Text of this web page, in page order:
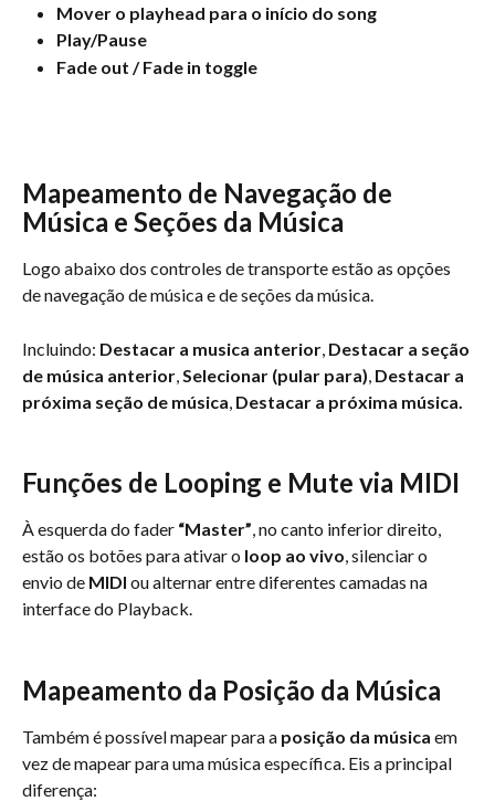
Mover o playhead para o início do song
Play/Pause
Fade out / Fade in toggle
Mapeamento de Navegação de
Música e Seções da Música
Logo abaixo dos controles de transporte estão as opções
de navegação de música e de seções da música.
Incluindo: Destacar a musica anterior Destacar a seção
de música anterior Selecionar (pular para) Destacar a
próxima seção de música Destacar a próxima música.
Funções de Looping e Mute via MIDI
À esquerda do fader “Master”, no canto inferior direito,
estão os botões para ativar o loop ao vivo, silenciar o
envio de MIDI ou alternar entre diferentes camadas na
interface do Playback.
Mapeamento da Posição da Música
Também é possível mapear para a posição da música em
vez de mapear para uma música específica. Eis a principal
diferença: